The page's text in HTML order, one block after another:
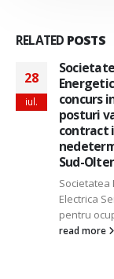
RELATED POSTS
28
iul.
concurs
posturi
contract
Sud-
Societatea
Electrica
pentru
read more